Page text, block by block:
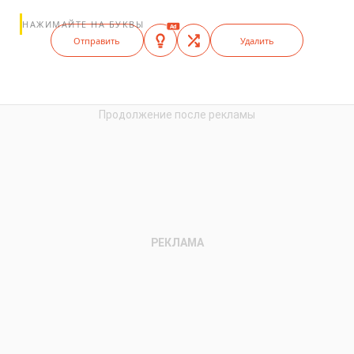
НАЖИМАЙТЕ НА БУКВЫ
Отправить
Ad
Удалить